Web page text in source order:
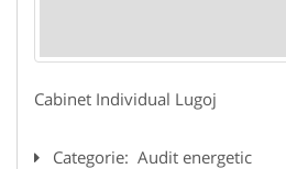
Cabinet Individual Lugoj
Categorie: Audit energetic